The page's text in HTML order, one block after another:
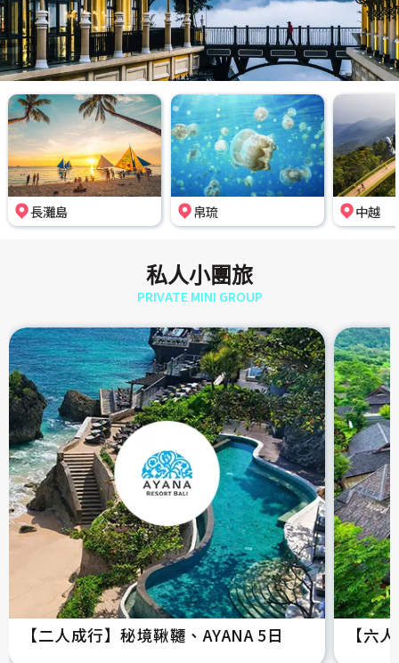
長灘島 帛琉 中越
私人小團旅
PRIVATE MINI GROUP
【二人成行】秘境鞦韆、AYANA 5日 【六